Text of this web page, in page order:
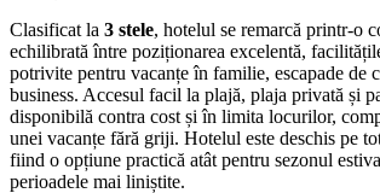
Clasificat la 3 stele, hotelul se remarcă printr-o
echilibrată între poziționarea excelentă,
potrivite pentru vacanțe în familie, escapade de
business. Accesul facil la plajă, plaja privată și
disponibilă contra cost și în limita locurilor,
unei vacanțe fără griji. Hotelul este deschis pe
fiind o opțiune practică atât pentru sezonul
perioadele mai liniștite.